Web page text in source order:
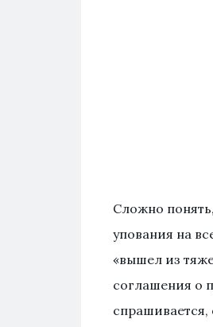
Сложно
упования на
«вышел из
соглашения о
спрашивается,